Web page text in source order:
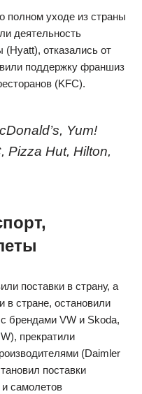
полном уходе из страны
деятельность
(Hyatt), отказались от
поддержку франшиз
(KFC).
Yum!
Pizza Hut, Hilton,
поставки в страну, а
в стране, остановили
брендами VW и Skoda,
прекратили
(Daimler
поставки
и самолетов